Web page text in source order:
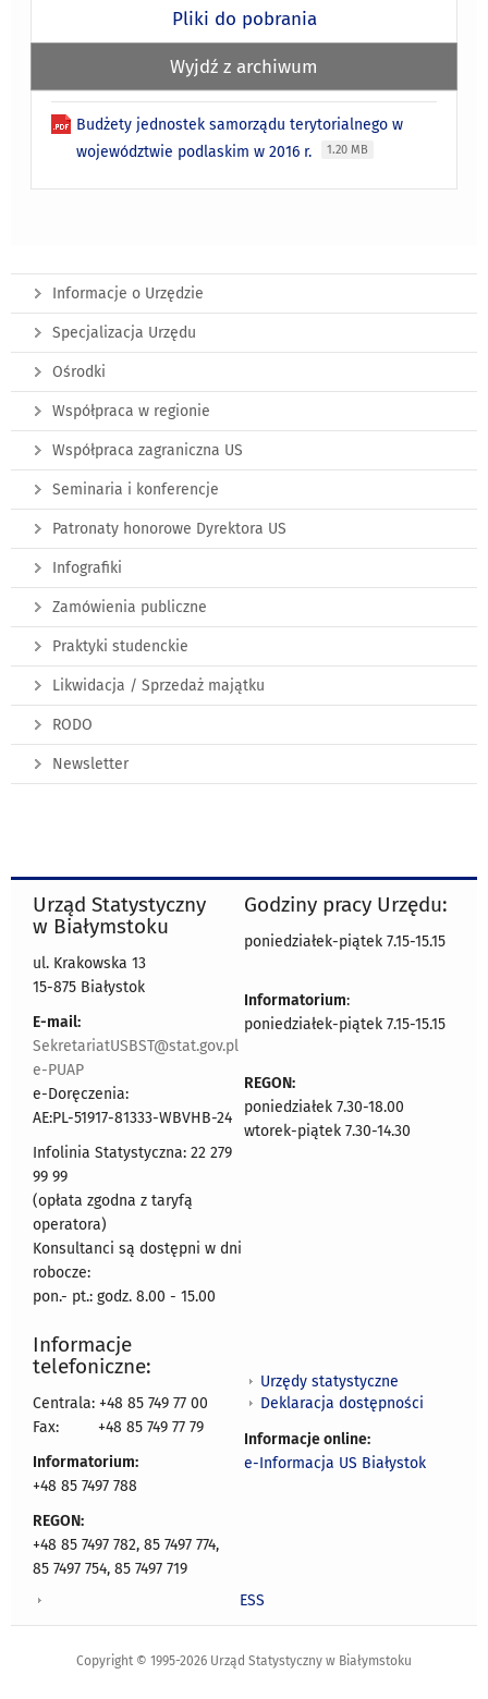
Pliki do pobrania
Wyjdź z archiwum
Budżety jednostek samorządu terytorialnego w
województwie podlaskim w 2016 r.
1.20 MB
Informacje o Urzędzie
Specjalizacja Urzędu
Ośrodki
Współpraca w regionie
Współpraca zagraniczna US
Seminaria i konferencje
Patronaty honorowe Dyrektora US
Infografiki
Zamówienia publiczne
Praktyki studenckie
Likwidacja / Sprzedaż majątku
RODO
Newsletter
Urząd Statystyczny
w Białymstoku
ul. Krakowska 13
15-875 Białystok
E-mail:
SekretariatUSBST@stat.gov.pl
e-PUAP
e-Doręczenia:
AE:PL-51917-81333-WBVHB-24
Infolinia Statystyczna: 22 279
99 99
(opłata zgodna z taryfą
operatora)
Konsultanci są dostępni w dni
robocze:
pon.- pt.: godz. 8.00 - 15.00
Godziny pracy Urzędu:
poniedziałek-piątek 7.15-15.15
Informatorium:
poniedziałek-piątek 7.15-15.15
REGON:
poniedziałek 7.30-18.00
wtorek-piątek 7.30-14.30
Informacje
telefoniczne:
Centrala: +48 85 749 77 00
Fax:
+48 85 749 77 79
Informatorium:
+48 85 7497 788
REGON:
+48 85 7497 782, 85 7497 774,
85 7497 754, 85 7497 719
Urzędy statystyczne
Deklaracja dostępności
Informacje online:
e-Informacja US Białystok
ESS
Copyright © 1995-2026 Urząd Statystyczny w Białymstoku